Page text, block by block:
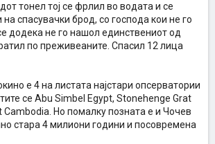
тонел тој се фрлил во водата и се
спасувачки брод, со господа кои не го
додека не го нашол единствениот од
по преживеаните. Спасил 12 лица
е 4 на листата најстари опсерватории
се Abu Simbel Egypt, Stonehenge Grat
Cambodia. Но помалку позната е и Чочев
стара 4 милиони години и посовремена